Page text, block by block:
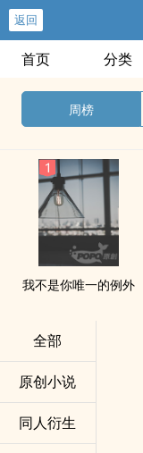
返回
首页 分类
周榜
我不是你唯一的例外
全部
原创小说
同人衍生